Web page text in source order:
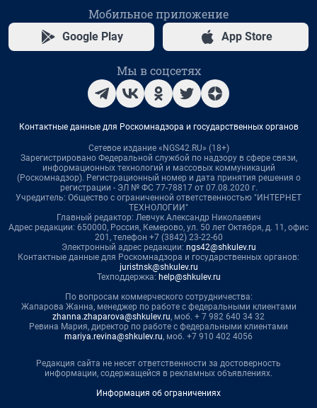
Мобильное приложение
Google Play App Store
Мы в соцсетях
Контактные данные для Роскомнадзора и государственных органов
Сетевое издание «NGS42.RU» (18+)
Зарегистрировано Федеральной службой по надзору в сфере связи,
информационных технологий и массовых коммуникаций
(Роскомнадзор). Регистрационный номер и дата принятия решения о
регистрации - ЭЛ № ФС 77-78817 от 07.08.2020 г.
Учредитель: Общество с ограниченной ответственностью "ИНТЕРНЕТ
ТЕХНОЛОГИИ"
Главный редактор: Левчук Александр Николаевич
Адрес редакции: 650000, Россия, Кемерово, ул. 50 лет Октября, д. 11, офис
201, телефон +7 (3842) 23-22-60
Электронный адрес редакции: ngs42@shkulev.ru
Контактные данные для Роскомнадзора и государственных органов:
juristnsk@shkulev.ru
Техподдержка: help@shkulev.ru
По вопросам коммерческого сотрудничества:
Жапарова Жанна, менеджер по работе с федеральными клиентами
zhanna.zhaparova@shkulev.ru, моб. + 7 982 640 34 32
Ревина Мария, директор по работе с федеральными клиентами
mariya.revina@shkulev.ru, моб. +7 910 402 4056
Редакция сайта не несет ответственности за достоверность
информации, содержащейся в рекламных объявлениях.
Информация об ограничениях